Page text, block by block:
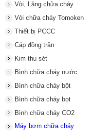
Vòi, Lăng chữa cháy
Vòi chữa cháy Tomoken
Thiết bị PCCC
Cáp đồng trần
Kim thu sét
Bình chữa cháy nước
Bình chữa cháy bột
Bình chữa cháy bọt
Bình chữa cháy CO2
Máy bơm chữa cháy